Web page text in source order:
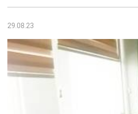
29.08.23